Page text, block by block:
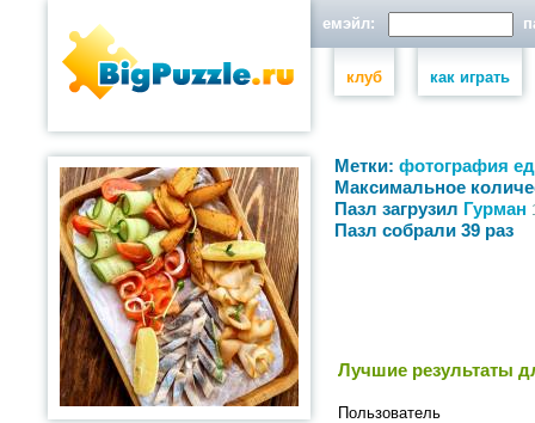
емэйл:
клуб как играть
Метки: фотография
Максимальное
Пазл загрузил Гурман
Пазл собрали 39 раз
Лучшие результаты
Пользователь